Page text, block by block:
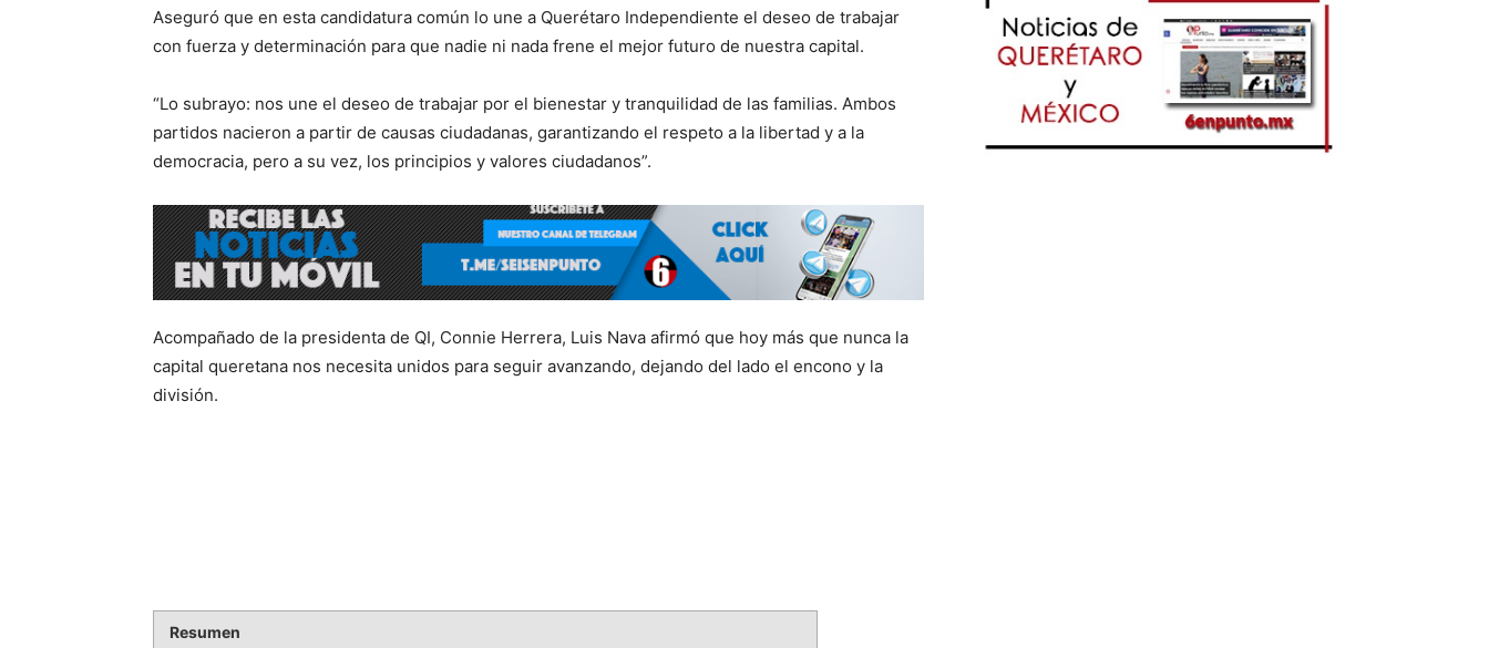
Aseguró que en esta candidatura común lo une a Querétaro Independiente el deseo de trabajar
con fuerza y determinación para que nadie ni nada frene el mejor futuro de nuestra capital.
“Lo subrayo: nos une el deseo de trabajar por el bienestar y tranquilidad de las familias. Ambos
partidos nacieron a partir de causas ciudadanas, garantizando el respeto a la libertad y a la
democracia, pero a su vez, los principios y valores ciudadanos”.
Acompañado de la presidenta de QI, Connie Herrera, Luis Nava afirmó que hoy más que nunca la
capital queretana nos necesita unidos para seguir avanzando, dejando del lado el encono y la
división.
Resumen